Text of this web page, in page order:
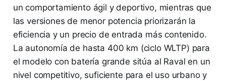
un comportamiento ágil y deportivo, mientras que
las versiones de menor potencia priorizarán la
eficiencia y un precio de entrada más contenido.
La autonomía de hasta 400 km (ciclo WLTP) para
el modelo con batería grande sitúa al Raval en un
nivel competitivo, suficiente para el uso urbano y